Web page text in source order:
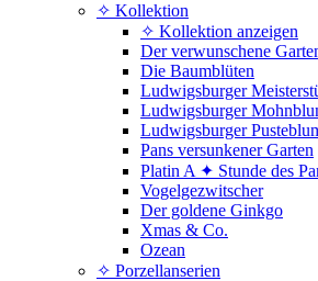
✧ Kollektion
✧ Kollektion anzeigen
Der verwunschene
Die Baumblüten
Ludwigsburger
Ludwigsburger
Ludwigsburger
Pans versunkener Garten
Platin A ✦ Stunde des
Vogelgezwitscher
Der goldene Ginkgo
Xmas & Co.
Ozean
✧ Porzellanserien